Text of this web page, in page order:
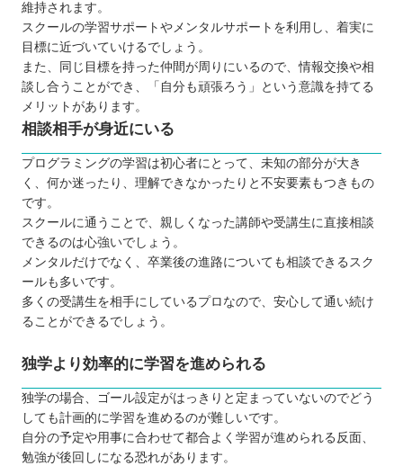
維持されます。
スクールの学習サポートやメンタルサポートを利用し、着実に
目標に近づいていけるでしょう。
また、同じ目標を持った仲間が周りにいるので、情報交換や相
談し合うことができ、「自分も頑張ろう」という意識を持てる
メリットがあります。
相談相手が身近にいる
プログラミングの学習は初心者にとって、未知の部分が大き
く、何か迷ったり、理解できなかったりと不安要素もつきもの
です。
スクールに通うことで、親しくなった講師や受講生に直接相談
できるのは心強いでしょう。
メンタルだけでなく、卒業後の進路についても相談できるスク
ールも多いです。
多くの受講生を相手にしているプロなので、安心して通い続け
ることができるでしょう。
独学より効率的に学習を進められる
独学の場合、ゴール設定がはっきりと定まっていないのでどう
しても計画的に学習を進めるのが難しいです。
自分の予定や用事に合わせて都合よく学習が進められる反面、
勉強が後回しになる恐れがあります。